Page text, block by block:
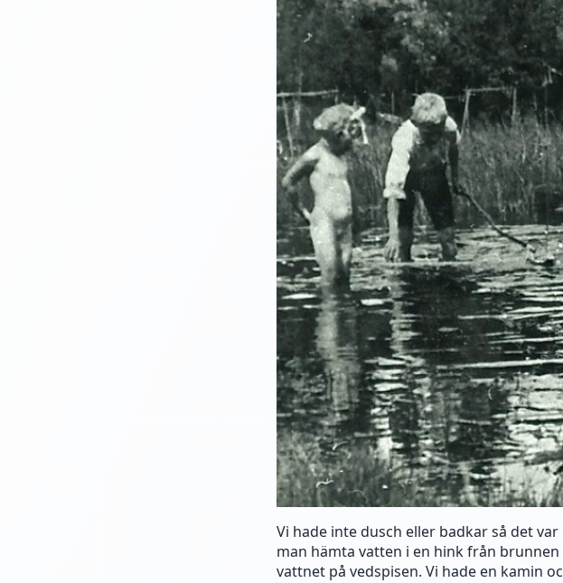
Vi hade inte dusch eller badkar så det
man hämta vatten i en hink från
vattnet på vedspisen. Vi hade en kamin